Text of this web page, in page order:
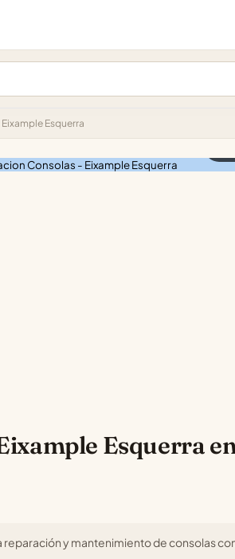
Esquerra
Esquerra
y mantenimiento de consolas